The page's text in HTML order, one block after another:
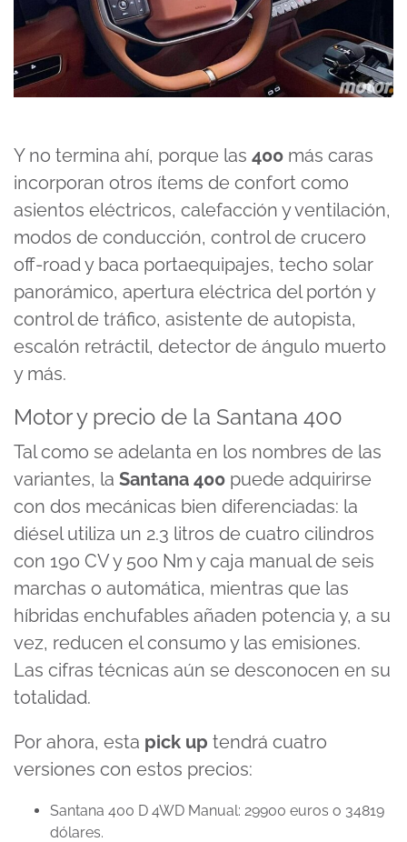
Y no termina ahí, porque las 400 más caras
incorporan otros ítems de confort como
asientos eléctricos, calefacción y ventilación,
modos de conducción, control de crucero
off-road y baca portaequipajes, techo solar
panorámico, apertura eléctrica del portón y
control de tráfico, asistente de autopista,
escalón retráctil, detector de ángulo muerto
y más.
Motor y precio de la Santana 400
Tal como se adelanta en los nombres de las
variantes, la Santana 400 puede adquirirse
con dos mecánicas bien diferenciadas: la
diésel utiliza un 2.3 litros de cuatro cilindros
con 190 CV y 500 Nm y caja manual de seis
marchas o automática, mientras que las
híbridas enchufables añaden potencia y, a su
vez, reducen el consumo y las emisiones.
Las cifras técnicas aún se desconocen en su
totalidad.
Por ahora, esta pick up tendrá cuatro
versiones con estos precios:
Santana 400 D 4WD Manual: 29900 euros o 34819
dólares.